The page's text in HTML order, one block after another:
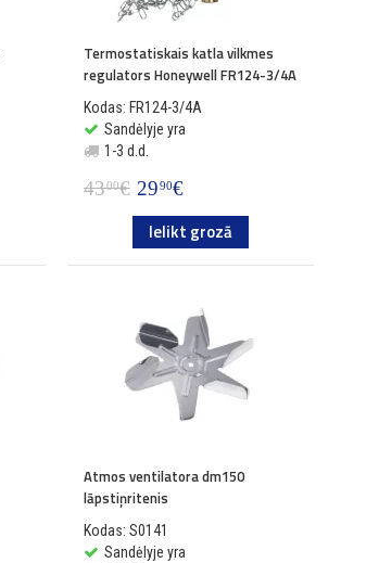
Termostatiskais katla vilkmes
regulators Honeywell FR124-3/4A
Kodas: FR124-3/4A
Sandėlyje yra
1-3 d.d.
4300€ 2990€
Ielikt grozā
Atmos ventilatora dm150
lāpstiņritenis
Kodas: S0141
Sandėlyje yra